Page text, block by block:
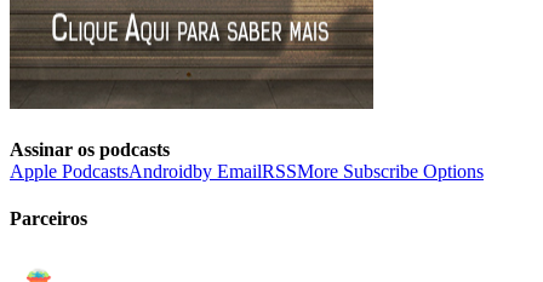
Assinar os podcasts
Apple PodcastsAndroidby EmailRSSMore Subscribe Options
Parceiros